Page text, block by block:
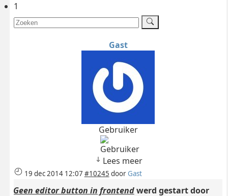
1
Gast
Gebruiker
Lees meer
19 dec 2014 12:07 #10245 doorGast
Geen editor button in frontendwerd gestart door